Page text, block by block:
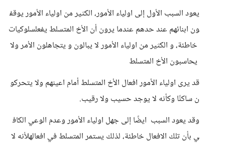
يعود السبب الأول إلى اولياء الأمور، الكثير من اولياء الأمور يوقف
ون ابنائهم عند حدهم عندما يرون أن الأخ المتسلط يفعلسلوكيات
خاطئة، و الكثير من اولياء الأمور لا يبالون و يتجاهلون الأمر ولا
يحاسبون الأخ المتسلط
قد يرى اولياء الأمور افعال الأخ المتسلط أمام اعينهم ولا يتحركو
ن ساكنًا وكأنه لا يوجد حسيب ولا رقيب.
وقد يعود السبب ايضًا إلى جهل اولياء الأمور وعدم الوعي الكاف
ي بأن تلك الافعال خاطئة، لذلك يستمر المتسلط في افعالهلأنه لا